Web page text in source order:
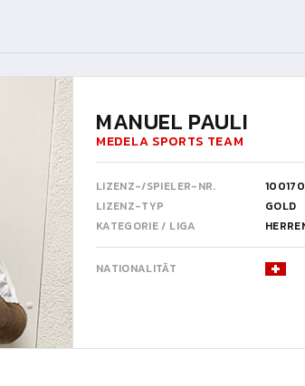
MANUEL PAULI
MEDELA SPORTS TEAM
LIZENZ-/SPIELER-NR.
100170
LIZENZ-TYP
GOLD
KATEGORIE / LIGA
NATIONALITÄT